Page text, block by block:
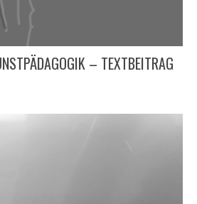
– TEXTBEITRAG